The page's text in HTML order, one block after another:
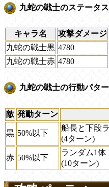
九蛇の戦士のステータス
キャラ名
攻撃ダメージ
九蛇の戦士黒 4780
九蛇の戦士赤 4780
九蛇の戦士の行動パタ
敵 発動ターン
黒 50%以下
船長と下段
(4ターン)
赤 50%以下
ランダム1体
(10ターン)